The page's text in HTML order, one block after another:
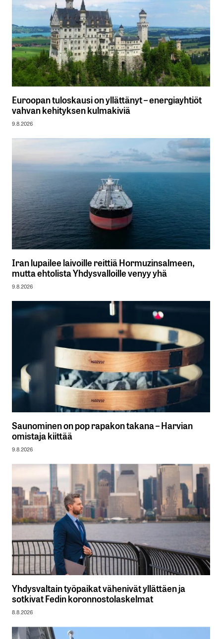
Euroopan tuloskausi on yllättänyt – energiayhtiöt
vahvan kehityksen kulmakiviä
9.8.2026
Iran lupailee laivoille reittiä Hormuzinsalmeen,
mutta ehtolista Yhdysvalloille venyy yhä
9.8.2026
Saunominen on pop rapakon takana – Harvian
omistaja kiittää
9.8.2026
Yhdysvaltain työpaikat vähenivät yllättäen ja
sotkivat Fedin koronnostolaskelmat
8.8.2026